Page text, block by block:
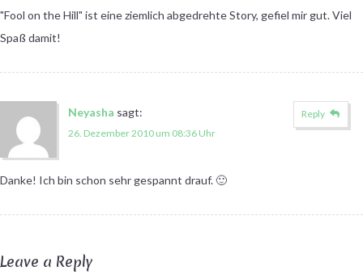
"Fool on the Hill" ist eine ziemlich abgedrehte Story, gefiel mir gut. Viel
Spaß damit!
Neyasha sagt:
26. Dezember 2010 um 08:36 Uhr
Danke! Ich bin schon sehr gespannt drauf. 🙂
Reply
Leave a Reply